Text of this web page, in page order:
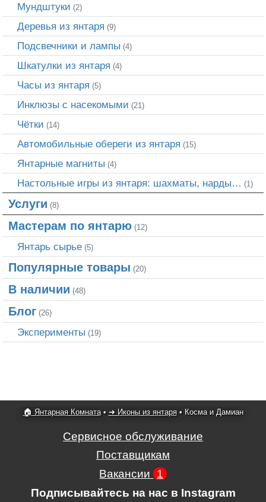
Мундштуки (2)
Деревья из янтаря (9)
Подсвечники и лампы (4)
Шкатулки из янтаря (4)
Часы из янтаря (5)
Инклюзы с насекомыми (21)
Чётки (14)
Автомобильные обереги из янтаря (15)
Янтарные магниты (4)
Настольные игры из янтаря: шахматы, нарды… (1)
Услуги (8)
Мастерам по янтарю (12)
Янтарь сырье (5)
Популярные товары (20)
В наличии (48)
Блог (26)
Эксперименты (19)
🏠 Янтарная Комната• ➜ Иконы из янтаря • Косма и Дамиан
Сервисное обслуживание
Поставщикам
Вакансии 1
Подписывайтесь на нас в Instagram